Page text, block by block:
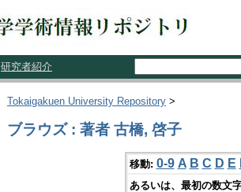
研究者紹介
Tokaigakuen University Repository >
ブラウズ : 著者 古橋, 啓子
移動: 0-9 A B C D E
あるいは、最初の数文